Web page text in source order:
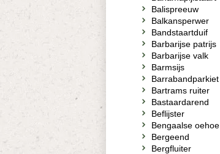
Balispreeuw
Balkansperwer
Bandstaartduif
Barbarijse patrijs
Barbarijse valk
Barmsijs
Barrabandparkiet
Bartrams ruiter
Bastaardarend
Beflijster
Bengaalse oehoe
Bergeend
Bergfluiter